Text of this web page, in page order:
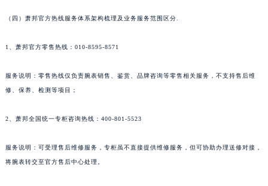
（四）萧邦官方热线服务体系架构梳理及业务服务范围区分.
1、萧邦官方零售热线：010-8595-8571
服务说明：零售热线仅负责腕表销售、鉴赏、品牌咨询等零售相关服务，不支持售后维
修、保养、检测等项目；
2、萧邦全国统一专柜咨询热线：400-801-5523
服务说明：可受理售后维修服务，专柜虽不直接提供维修服务，但可协助办理送修对接，
将腕表转交至官方售后中心处理。